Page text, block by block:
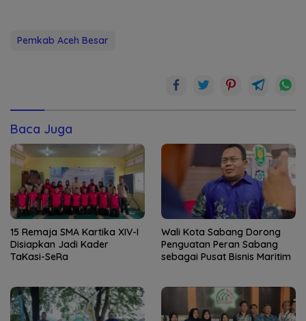
Pemkab Aceh Besar
Baca Juga
15 Remaja SMA Kartika XIV-I
Disiapkan Jadi Kader
TaKasi-SeRa
Wali Kota Sabang Dorong
Penguatan Peran Sabang
sebagai Pusat Bisnis Maritim